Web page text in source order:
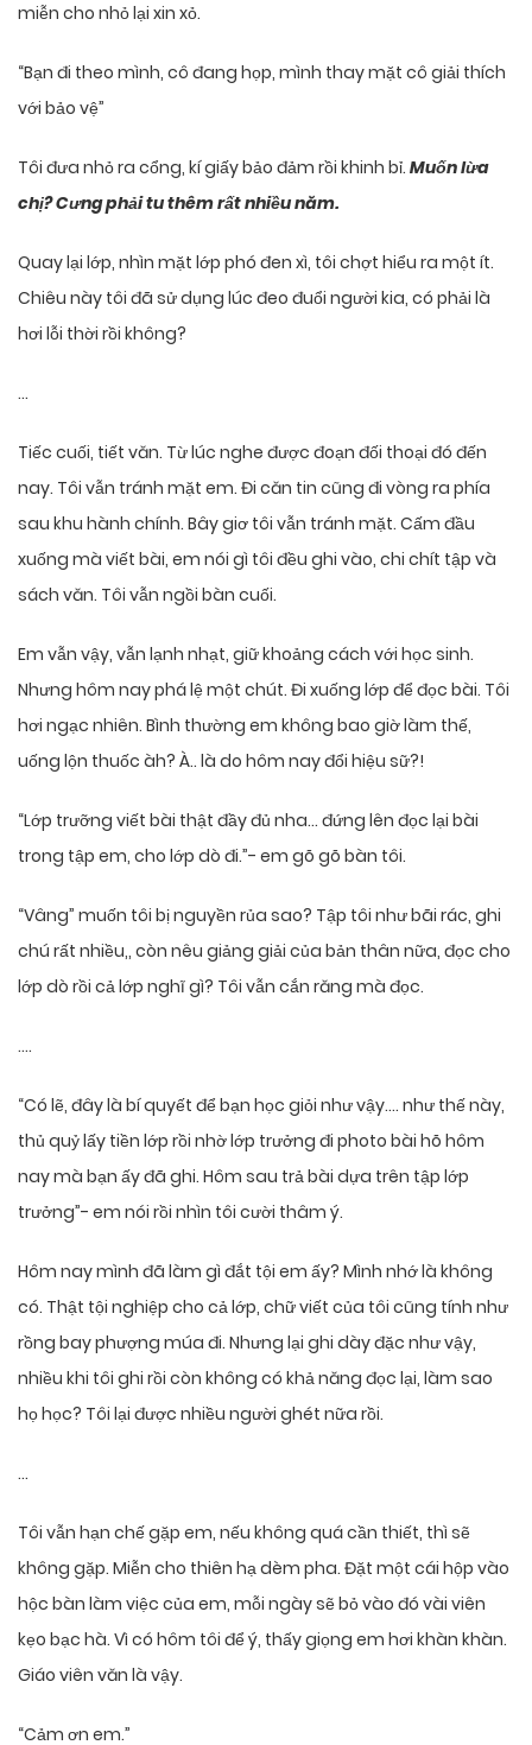
miễn cho nhỏ lại xin xỏ.
“Bạn đi theo mình, cô đang họp, mình thay mặt cô giải thích
với bảo vệ”
Tôi đưa nhỏ ra cổng, kí giấy bảo đảm rồi khinh bỉ. Muốn lừa
chị? Cưng phải tu thêm rất nhiều năm.
Quay lại lớp, nhìn mặt lớp phó đen xì, tôi chợt hiểu ra một ít.
Chiêu này tôi đã sử dụng lúc đeo đuổi người kia, có phải là
hơi lỗi thời rồi không?
…
Tiếc cuối, tiết văn. Từ lúc nghe được đoạn đối thoại đó đến
nay. Tôi vẫn tránh mặt em. Đi căn tin cũng đi vòng ra phía
sau khu hành chính. Bây giơ tôi vẫn tránh mặt. Cấm đầu
xuống mà viết bài, em nói gì tôi đều ghi vào, chi chít tập và
sách văn. Tôi vẫn ngồi bàn cuối.
Em vẫn vậy, vẫn lạnh nhạt, giữ khoảng cách với học sinh.
Nhưng hôm nay phá lệ một chút. Đi xuống lớp để đọc bài. Tôi
hơi ngạc nhiên. Bình thường em không bao giờ làm thế,
uống lộn thuốc àh? À.. là do hôm nay đổi hiệu sữ?!
“Lớp trưỡng viết bài thật đầy đủ nha… đứng lên đọc lại bài
trong tập em, cho lớp dò đi.”- em gõ gõ bàn tôi.
“Vâng” muốn tôi bị nguyền rủa sao? Tập tôi như bãi rác, ghi
chú rất nhiều,, còn nêu giảng giải của bản thân nữa, đọc cho
lớp dò rồi cả lớp nghĩ gì? Tôi vẫn cắn răng mà đọc.
….
“Có lẽ, đây là bí quyết để bạn học giỏi như vậy…. như thế này,
thủ quỷ lấy tiền lớp rồi nhờ lớp trưởng đi photo bài hõ hôm
nay mà bạn ấy đã ghi. Hôm sau trả bài dựa trên tập lớp
trưởng”- em nói rồi nhìn tôi cười thâm ý.
Hôm nay mình đã làm gì đắt tội em ấy? Mình nhớ là không
có. Thật tội nghiệp cho cả lớp, chữ viết của tôi cũng tính như
rồng bay phượng múa đi. Nhưng lại ghi dày đặc như vậy,
nhiều khi tôi ghi rồi còn không có khả năng đọc lại, làm sao
họ học? Tôi lại được nhiều người ghét nữa rồi.
…
Tôi vẫn hạn chế gặp em, nếu không quá cần thiết, thì sẽ
không gặp. Miễn cho thiên hạ dèm pha. Đặt một cái hộp vào
hộc bàn làm việc của em, mỗi ngày sẽ bỏ vào đó vài viên
kẹo bạc hà. Vì có hôm tôi để ý, thấy giọng em hơi khàn khàn.
Giáo viên văn là vậy.
“Cảm ơn em.”